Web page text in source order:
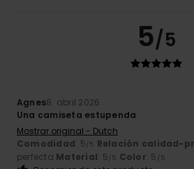
5/5
Agnes8. abril 2026
Una camiseta estupenda
Mostrar original - Dutch
Comodidad: 5/5 Relación calidad-
perfecta Material: 5/5 Color: 5 /5